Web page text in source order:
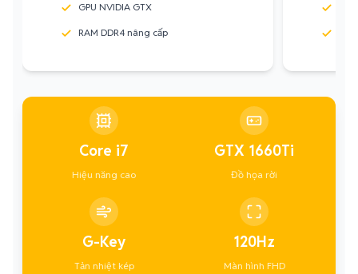
GPU NVIDIA GTX
RAM DDR4 nâng cấp
Core i7
Hiệu năng cao
GTX 1660Ti
Đồ họa rời
G-Key
Tản nhiệt kép
120Hz
Màn hình FHD